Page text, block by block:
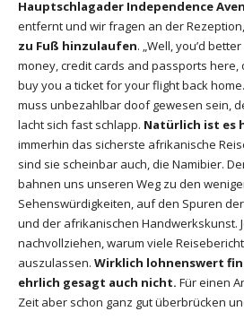
Hauptschlagader Independence
entfernt und wir fragen an der
zu Fuß hinzulaufen. „Well, you’d
money, credit cards and passports here,
buy you a ticket for your flight back
muss unbezahlbar doof gewesen sein,
lacht sich fast schlapp. Natürlich ist es
immerhin das sicherste afrikanische
sind sie scheinbar auch, die Namibier.
bahnen uns unseren Weg zu den
Sehenswürdigkeiten, auf den Spuren
und der afrikanischen Handwerkskunst.
nachvollziehen, warum viele
auszulassen. Wirklich lohnenswert
ehrlich gesagt auch nicht. Für einen
Zeit aber schon ganz gut überbrücken